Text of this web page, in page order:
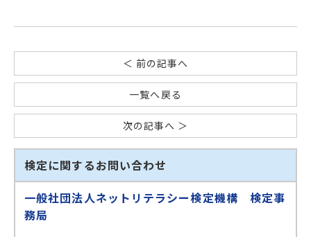
＜ 前の記事へ
一覧へ戻る
次の記事へ ＞
検定に関するお問い合わせ
一般社団法人ネットリテラシー検定機構 検定事
務局